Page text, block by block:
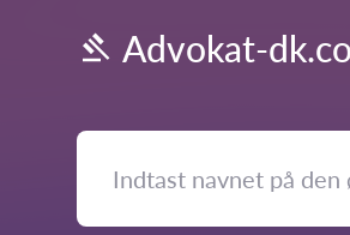
Advokat-